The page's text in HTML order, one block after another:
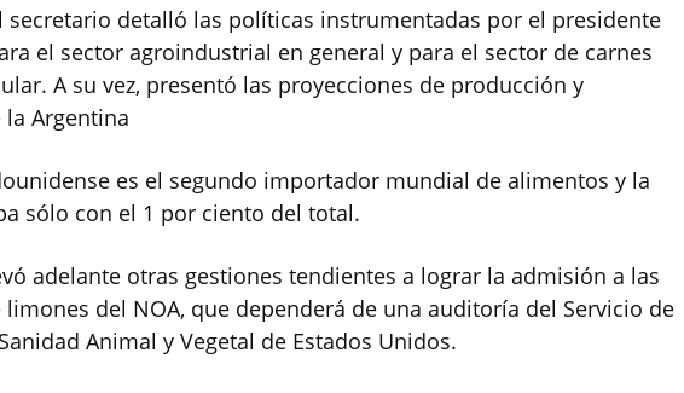
secretario detalló las políticas instrumentadas por el presidente
el sector agroindustrial en general y para el sector de carnes
A su vez, presentó las proyecciones de producción y
Argentina
es el segundo importador mundial de alimentos y la
sólo con el 1 por ciento del total.
adelante otras gestiones tendientes a lograr la admisión a las
del NOA, que dependerá de una auditoría del Servicio de
Animal y Vegetal de Estados Unidos.